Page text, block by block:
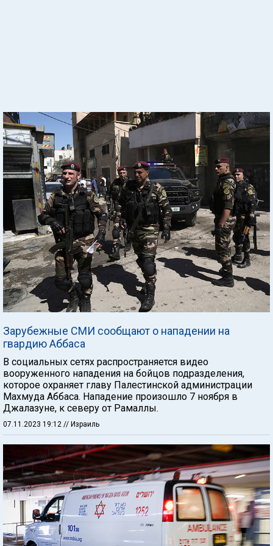
Зарубежные СМИ сообщают о нападении на
гвардию Аббаса
В социальных сетях распространяется видео
вооруженного нападения на бойцов подразделения,
которое охраняет главу Палестинской администрации
Махмуда Аббаса. Нападение произошло 7 ноября в
Джалазуне, к северу от Рамаллы.
07.11.2023 19:12 // Израиль